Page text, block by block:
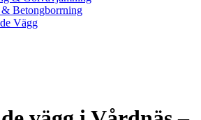
Betongborrning
Vägg